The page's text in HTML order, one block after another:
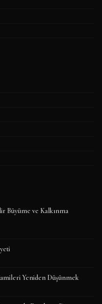
Büyüme ve Kalkınma
Yeniden Düşünmek